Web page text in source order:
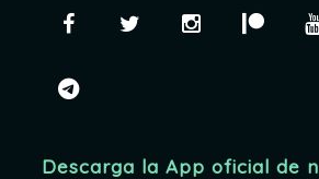
FacebookTwitter Instagram
telegram
Descarga la App oficial de